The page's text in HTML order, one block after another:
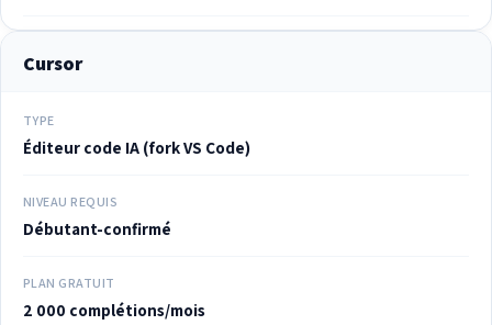
Cursor
TYPE
Éditeur code IA (fork VS Code)
NIVEAU REQUIS
Débutant-confirmé
PLAN GRATUIT
2 000 complétions/mois